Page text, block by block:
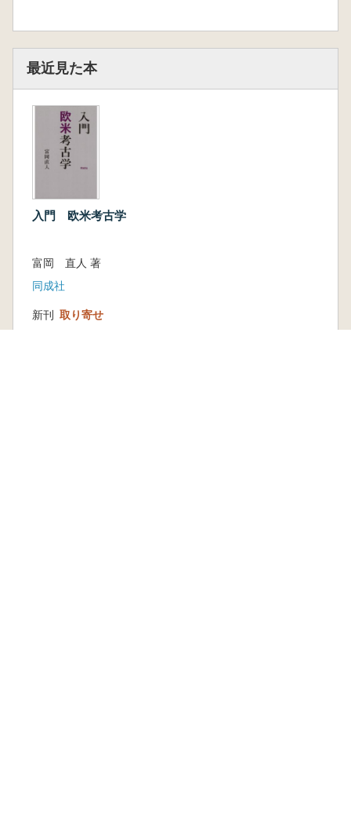
最近見た本
入門 欧米考古学
富岡 直人 著
同成社
新刊 取り寄せ